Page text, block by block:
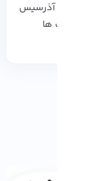
آذرسیس
وبلاگ ها